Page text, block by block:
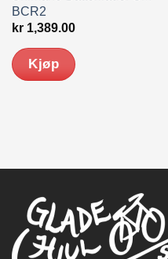
BCR2
kr1,389.00
Kjøp